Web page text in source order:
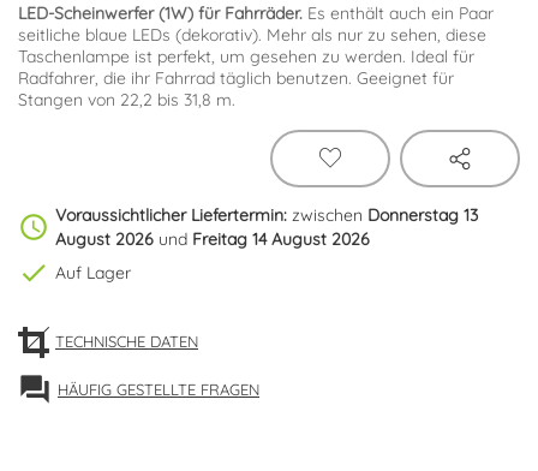
LED-Scheinwerfer (1W) für Fahrräder. Es enthält auch ein Paar
seitliche blaue LEDs (dekorativ). Mehr als nur zu sehen, diese
Taschenlampe ist perfekt, um gesehen zu werden. Ideal für
Radfahrer, die ihr Fahrrad täglich benutzen. Geeignet für
Stangen von 22,2 bis 31,8 m.
schedule Voraussichtlicher Liefertermin: zwischen Donnerstag 13
August 2026 und Freitag 14 August 2026
check Auf Lager
TECHNISCHE DATEN
forum HÄUFIG GESTELLTE FRAGEN